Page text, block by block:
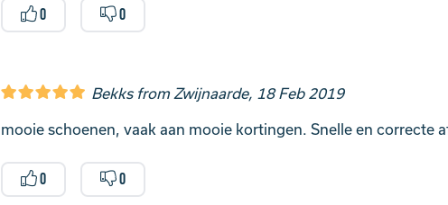
0 0
Bekks from Zwijnaarde, 18 Feb 2019
mooie schoenen, vaak aan mooie kortingen. Snelle en correcte
0 0